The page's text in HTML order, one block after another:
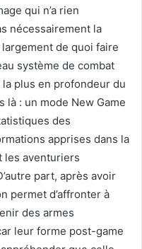
qui n’a rien
nécessairement la
de quoi faire
système de combat
plus en profondeur du
là : un mode New Game
des
apprises dans la
les aventuriers
part, après avoir
permet d’affronter à
des armes
leur forme post-game